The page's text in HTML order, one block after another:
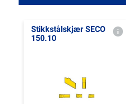
Stikkstålskjær SECO
150.10